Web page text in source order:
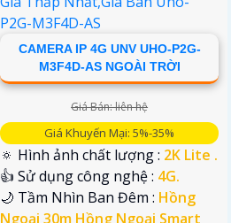
CAMERA IP 4G UNV UHO-P2G-
M3F4D-AS NGOÀI TRỜI
Giá Bán: liên hệ
Giá Khuyến Mại: 5%-35%
🔅 Hình ảnh chất lượng : 2K Lite .
👍 Sử dụng công nghệ : 4G.
🌙 Tầm Nhìn Ban Đêm : Hồng
Ngoại 30m Hồng Ngoại Smart